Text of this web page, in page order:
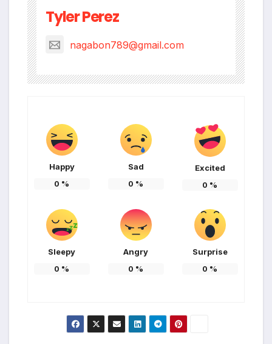
Tyler Perez
nagabon789@gmail.com
Happy
0 %
Sad
0 %
Excited
0 %
Sleepy
0 %
Angry
0 %
Surprise
0 %